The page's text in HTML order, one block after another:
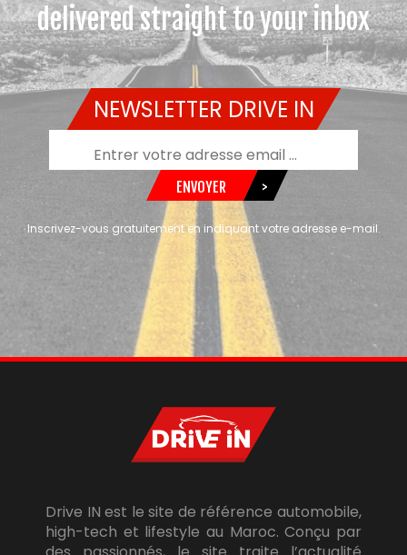
delivered straight to your inbox
NEWSLETTER DRIVE IN
ENVOYER >
Inscrivez-vous gratuitement en indiquant votre adresse e-mail.
Drive IN est le site de référence automobile,
high-tech et lifestyle au Maroc. Conçu par